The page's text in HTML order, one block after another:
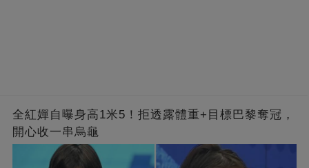
全紅嬋自曝身高1米5！拒透露體重+目標巴黎奪冠，
開心收一串烏龜